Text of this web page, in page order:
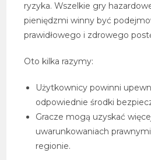
ryzyka. Wszelkie gry
pieniędzmi winny być
prawidłowego i zdrowego
Oto kilka razymy:
Użytkownicy powinni
odpowiednie środki
Gracze mogą uzyskać
uwarunkowaniach
regionie.